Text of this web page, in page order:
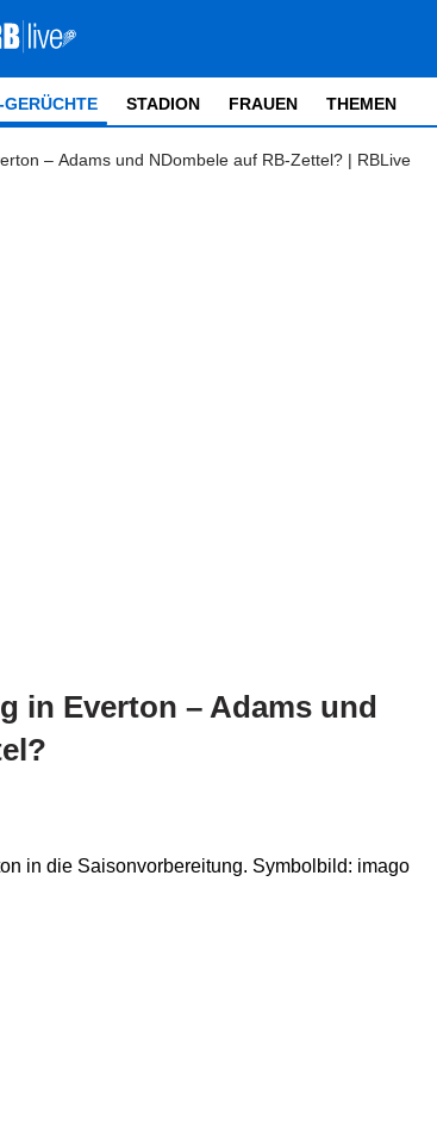
STADION FRAUEN THEMEN
– Adams und NDombele auf RB-Zettel? | RBLive
in Everton – Adams und